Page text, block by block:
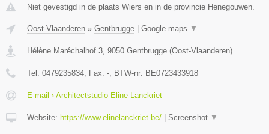
Niet gevestigd in de plaats Wiers en in de provincie Henegouwen.
Oost-Vlaanderen » Gentbrugge Google maps ▼
Hélène Maréchalhof 3, 9050 Gentbrugge (Oost-Vlaanderen)
Tel: 0479235834, Fax: -, BTW-nr: BE0723433918
E-mail › Architectstudio Eline Lanckriet
Website: https://www.elinelanckriet.be/ Screenshot ▼